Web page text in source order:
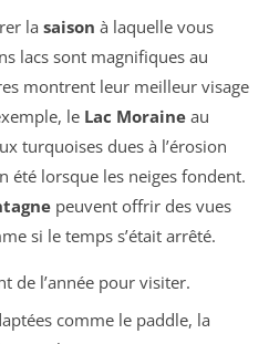
la saison à laquelle vous
lacs sont magnifiques au
montrent leur meilleur visage
le Lac Moraine au
turquoises dues à l’érosion
été lorsque les neiges fondent.
peuvent offrir des vues
si le temps s’était arrêté.
de l’année pour visiter.
comme le paddle, la